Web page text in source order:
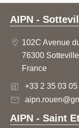
AIPN -
102C Avenue
76300
France
+33 2 35 03 05
AIPN - Saint